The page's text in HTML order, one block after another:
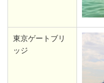
東京ゲートブリ
ッジ